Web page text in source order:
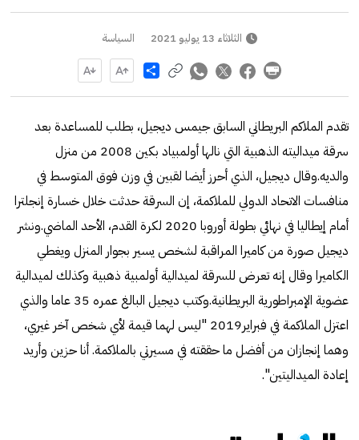
الثلاثاء 13 يوليو 2021 السياسة
Share
تقدم الملاكم البريطاني السابق جيمس ديجيل، بطلب للمساعدة بعد
سرقة ميداليته الذهبية التي نالها أولمبياد بكين 2008 من منزل
والديه.وقال ديجيل، الذي أحرز أيضا لقبين في وزن فوق المتوسط في
منافسات الاتحاد الدولي للملاكمة، إن السرقة حدثت خلال خسارة إنجلترا
أمام إيطاليا في نهائي بطولة أوروبا 2020 لكرة القدم، الأحد الماضي.ونشر
ديجيل صورة من كاميرا المراقبة لشخص يسير بجوار المنزل ويغطي
الكاميرا وقال إنه تعرض للسرقة لميدالية أولمبية ذهبية وكذلك لميدالية
عضوية الإمبراطورية البريطانية.وكتب ديجيل البالغ عمره 35 عاما والذي
اعتزل الملاكمة في فبراير2019 "ليس لهما قيمة لأي شخص آخر غيري،
وهما إنجازان من أفضل ما حققته في مسيرتي بالملاكمة. أنا حزين وأريد
إعادة الميداليتين".